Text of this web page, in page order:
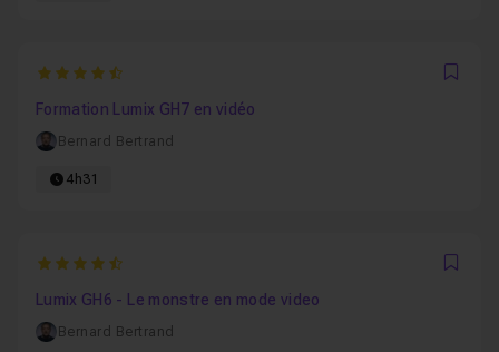
4.625
Formation Lumix GH7 en vidéo
Bernard Bertrand
4h31
4.75
Lumix GH6 - Le monstre en mode video
Bernard Bertrand